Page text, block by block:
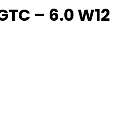
– 6.0